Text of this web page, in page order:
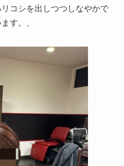
コシを出しつつしなやかで
す。、